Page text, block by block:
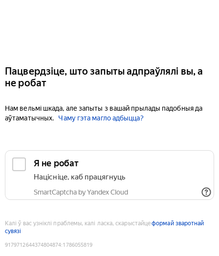
Пацвердзіце, што запыты адпраўлялі вы, а
не робат
Нам вельмі шкада, але запыты з вашай прылады падобныя да
аўтаматычных.
Чаму гэта магло адбыцца?
Я не робат
Націсніце, каб працягнуць
SmartCaptcha by Yandex Cloud
Калі ў вас узніклі праблемы, калі ласка, скарыстайцеформай зваротнай
сувязі
9179712644374804874:1786055819